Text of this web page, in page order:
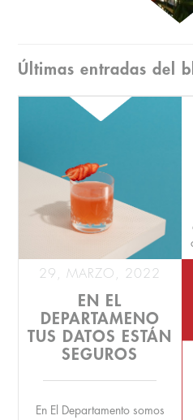
Últimas entradas del
29, MARZO, 2022
EN EL
DEPARTAMENO
TUS DATOS ESTÁN
SEGUROS
En El Departamento somos